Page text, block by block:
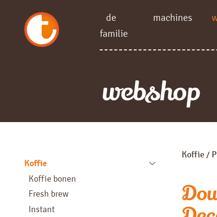
de
familie
machines
webshop
Koffie
Koffie bonen
Fresh brew
Instant
Koffie /